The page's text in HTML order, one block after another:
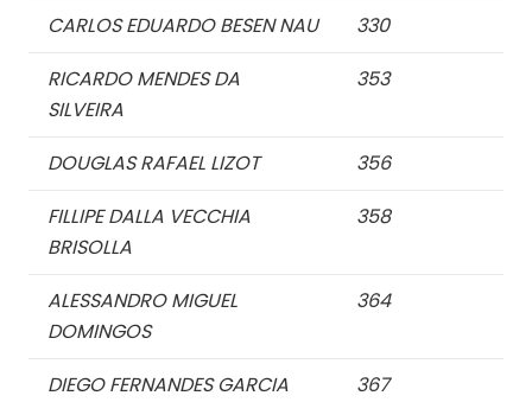
CARLOS EDUARDO BESEN NAU
330
RICARDO MENDES DA
SILVEIRA
353
DOUGLAS RAFAEL LIZOT
356
FILLIPE DALLA VECCHIA
BRISOLLA
358
ALESSANDRO MIGUEL
DOMINGOS
364
DIEGO FERNANDES GARCIA
367